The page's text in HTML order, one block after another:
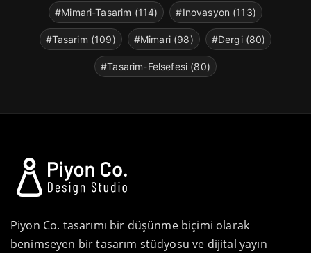
#Mimari-Tasarim (114) #Inovasyon (113)
#Tasarim (109) #Mimari (98) #Dergi (80)
#Tasarim-Felsefesi (80)
Piyon Co. tasarımı bir düşünme biçimi olarak
benimseyen bir tasarım stüdyosu ve dijital yayın